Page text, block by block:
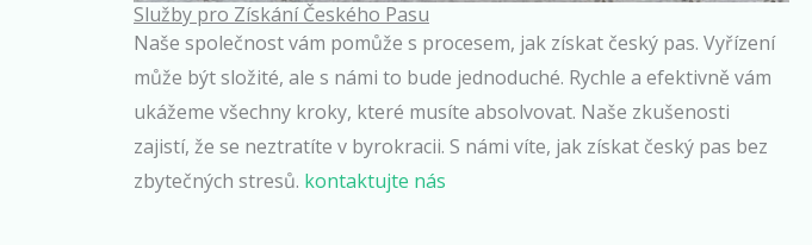
Služby pro Získání Českého Pasu
Naše společnost vám pomůže s procesem, jak získat český pas. Vyřízení
může být složité, ale s námi to bude jednoduché. Rychle a efektivně vám
ukážeme všechny kroky, které musíte absolvovat. Naše zkušenosti
zajistí, že se neztratíte v byrokracii. S námi víte, jak získat český pas bez
zbytečných stresů. kontaktujte nás